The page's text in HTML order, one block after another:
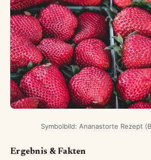
Symbolbild: Ananastorte Rezept
Ergebnis & Fakten